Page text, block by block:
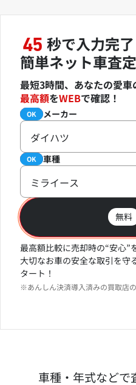
45 秒で入力完了
簡単ネット車査定
最短3時間、あなたの愛車
最高額をWEBで確認！
必須 メーカー
OK
ダイハツ
必須 車種
OK
ミライース
無料
最高額比較に売却時の“安心”
大切なお車の安全な取引を守
タート！
※あんしん決済導入済みの買取店
車種・年式などで